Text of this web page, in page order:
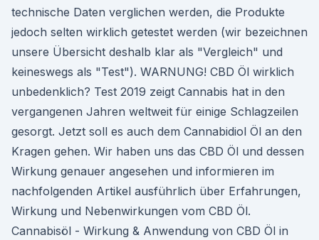
technische Daten verglichen werden, die Produkte
jedoch selten wirklich getestet werden (wir bezeichnen
unsere Übersicht deshalb klar als "Vergleich" und
keineswegs als "Test"). WARNUNG! CBD Öl wirklich
unbedenklich? Test 2019 zeigt Cannabis hat in den
vergangenen Jahren weltweit für einige Schlagzeilen
gesorgt. Jetzt soll es auch dem Cannabidiol Öl an den
Kragen gehen. Wir haben uns das CBD Öl und dessen
Wirkung genauer angesehen und informieren im
nachfolgenden Artikel ausführlich über Erfahrungen,
Wirkung und Nebenwirkungen vom CBD Öl.
Cannabisöl - Wirkung & Anwendung von CBD Öl in